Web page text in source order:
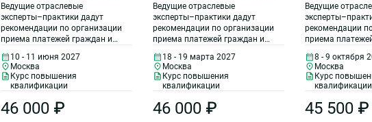
платежей за
коммунальные
услуги и ресурсы в
2027 году
Ведущие отраслевые
эксперты–практики дадут
рекомендации по организации
приема платежей граждан и
между РСО, УО и РКЦ. Особое
внимание будет уделено
расчетам между РСО и УО при
применения повышающих
коэффициентов в 2027 году,
10 - 11 июня 2027
Москва
Курс повышения
квалификации
46 000 ₽
платежей за
коммунальные
услуги и ресурсы в
2027 году
Ведущие отраслевые
эксперты–практики дадут
рекомендации по организации
приема платежей граждан и
между РСО, УО и РКЦ. Особое
внимание будет уделено
расчетам между РСО и УО при
применения повышающих
коэффициентов в 2027 году,
18 - 19 марта 2027
Москва
Курс повышения
квалификации
46 000 ₽
платежей
услуги и
2026 году
Ведущие
рекомендации
приема
между РСО, УО и
внимание будет
расчетам между
применения
коэффициентов
8 - 9 октября
Москва
Курс
квалификации
45 500 ₽